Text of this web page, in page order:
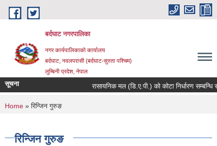
Skip to main content
बर्दघाट नगरपालिका
नगर कार्यपालिकाको कार्यालय
बर्दघाट, नवलपरासी (बर्दघाट-सुस्ता पश्चिम)
लुम्बिनी प्रदेश, नेपाल
सूचना रासायनिक मल (डि.ए.पी.) को कोटा निर्धारण सम्बन्धि
You are here
Home » रिन्जिन गुरुङ
रिन्जिन गुरुङ